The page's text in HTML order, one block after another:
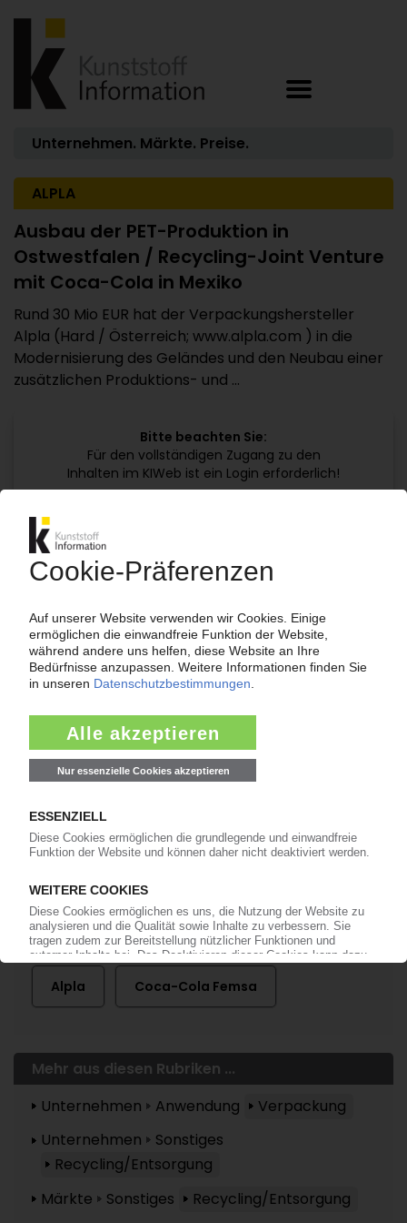
Unternehmen. Märkte. Preise.
ALPLA
Ausbau der PET-Produktion in
Ostwestfalen / Recycling-Joint Venture
mit Coca-Cola in Mexiko
Rund 30 Mio EUR hat der Verpackungshersteller
Alpla (Hard / Österreich; www.alpla.com ) in die
Modernisierung des Geländes und den Neubau einer
zusätzlichen Produktions- und ...
Bitte beachten Sie:
Für den vollständigen Zugang zu den
Inhalten im KIWeb ist ein Login erforderlich!
Jetzt weiterlesen mit einem KI Abo:
jährlich kündbar
ab99€/Monat
Jetzt kostenlos testen
Bereits KI-Abonnent? Jetzt
Mehr zu ...
Alpla Coca-Cola Femsa
Mehr aus diesen Rubriken ...
Unternehmen
Anwendung
Verpackung
Unternehmen
Sonstiges
Recycling/Entsorgung
Märkte
Sonstiges Recycling/Entsorgung